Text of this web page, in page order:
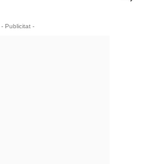
- Publicitat -